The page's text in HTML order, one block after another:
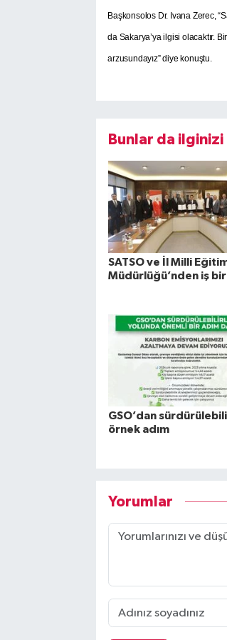
Başkonsolos Dr. Ivana Zerec,
da Sakarya’ya ilgisi olacaktır.
arzusundayız” diye konuştu.
Bunlar da
SATSO ve İl Milli
Müdürlüğü’nden iş
GSO’dan
örnek adım
Yorumlar